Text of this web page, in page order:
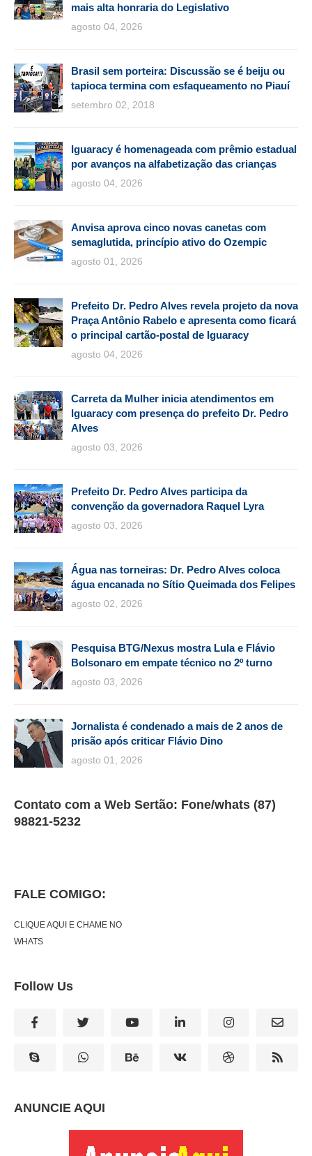
mais alta honraria do Legislativo
agosto 04, 2026
Brasil sem porteira: Discussão se é beiju ou
tapioca termina com esfaqueamento no Piauí
setembro 02, 2018
Iguaracy é homenageada com prêmio estadual
por avanços na alfabetização das crianças
agosto 04, 2026
Anvisa aprova cinco novas canetas com
semaglutida, princípio ativo do Ozempic
agosto 01, 2026
Prefeito Dr. Pedro Alves revela projeto da nova
Praça Antônio Rabelo e apresenta como ficará
o principal cartão-postal de Iguaracy
agosto 04, 2026
Carreta da Mulher inicia atendimentos em
Iguaracy com presença do prefeito Dr. Pedro
Alves
agosto 03, 2026
Prefeito Dr. Pedro Alves participa da
convenção da governadora Raquel Lyra
agosto 03, 2026
Água nas torneiras: Dr. Pedro Alves coloca
água encanada no Sítio Queimada dos Felipes
agosto 02, 2026
Pesquisa BTG/Nexus mostra Lula e Flávio
Bolsonaro em empate técnico no 2º turno
agosto 03, 2026
Jornalista é condenado a mais de 2 anos de
prisão após criticar Flávio Dino
agosto 01, 2026
Contato com a Web Sertão: Fone/whats (87)
98821-5232
FALE COMIGO:
CLIQUE AQUI E CHAME NO
WHATS
Follow Us
ANUNCIE AQUI